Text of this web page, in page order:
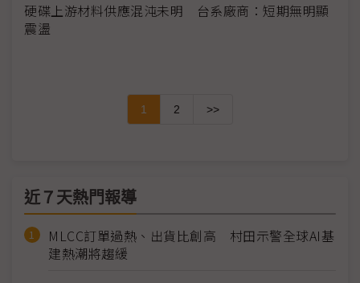
硬碟上游材料供應混沌未明 台系廠商：短期無明顯
震盪
1 2 >>
近７天熱門報導
MLCC訂單過熱、出貨比創高 村田示警全球AI基
建熱潮將趨緩